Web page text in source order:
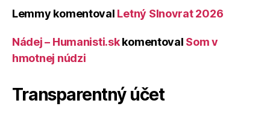
Lemmy komentoval Letný Slnovrat 2026
Nádej – Humanisti.skkomentoval Som v
hmotnej núdzi
Transparentný účet